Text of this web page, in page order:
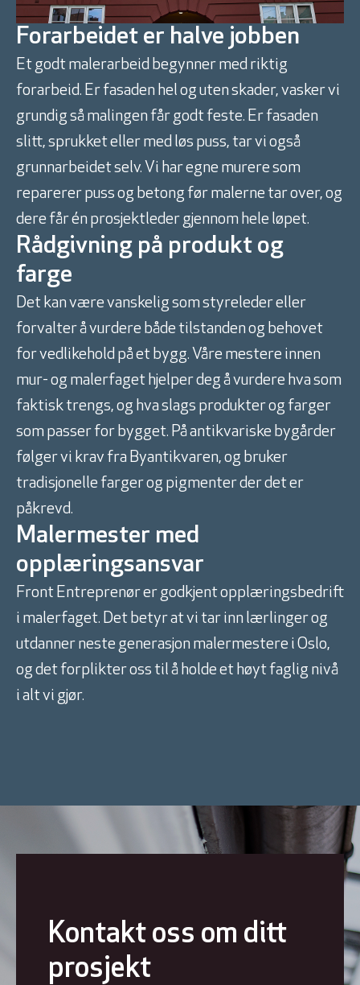
Forarbeidet er halve jobben
Et godt malerarbeid begynner med riktig
forarbeid. Er fasaden hel og uten skader, vasker vi
grundig så malingen får godt feste. Er fasaden
slitt, sprukket eller med løs puss, tar vi også
grunnarbeidet selv. Vi har egne murere som
reparerer puss og betong før malerne tar over, og
dere får én prosjektleder gjennom hele løpet.
Rådgivning på produkt og
farge
Det kan være vanskelig som styreleder eller
forvalter å vurdere både tilstanden og behovet
for vedlikehold på et bygg. Våre mestere innen
mur- og malerfaget hjelper deg å vurdere hva som
faktisk trengs, og hva slags produkter og farger
som passer for bygget. På antikvariske bygårder
følger vi krav fra Byantikvaren, og bruker
tradisjonelle farger og pigmenter der det er
påkrevd.
Malermester med
opplæringsansvar
Front Entreprenør er godkjent opplæringsbedrift
i malerfaget. Det betyr at vi tar inn lærlinger og
utdanner neste generasjon malermestere i Oslo,
og det forplikter oss til å holde et høyt faglig nivå
i alt vi gjør.
Kontakt oss om ditt
prosjekt